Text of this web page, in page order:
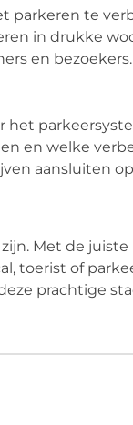
parkeren te
in drukke
en bezoekers.
en welke
aansluiten
Met de
toerist of
prachtige